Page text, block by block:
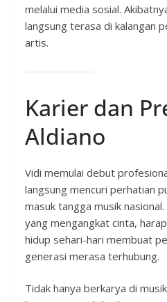
melalui media sosial.
langsung terasa di kalangan
artis.
Karier dan
Aldiano
Vidi memulai debut
langsung mencuri perhatian
masuk tangga musik
yang mengangkat cinta,
hidup sehari-hari membuat
generasi merasa terhubung.
Tidak hanya berkarya di